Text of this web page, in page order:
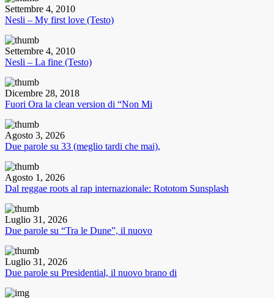
Settembre 4, 2010
Nesli – My first love (Testo)
Settembre 4, 2010
Nesli – La fine (Testo)
Dicembre 28, 2018
Fuori Ora la clean version di “Non Mi
Agosto 3, 2026
Due parole su 33 (meglio tardi che mai),
Agosto 1, 2026
Dal reggae roots al rap internazionale: Rototom Sunsplash
Luglio 31, 2026
Due parole su “Tra le Dune”, il nuovo
Luglio 31, 2026
Due parole su Presidential, il nuovo brano di